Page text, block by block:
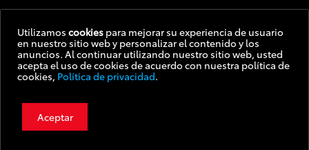
Precio final:
$ 48.215,00
PRECIO SIN IMPUESTOS NACIONALES:
Condiciones de uso
Botón de arrepentimiento
Política de privacidad
©2022 Toyota Motor Corporation. Todos los derechos reservados.
Utilizamos cookies para mejorar su experiencia de usuario
en nuestro sitio web y personalizar el contenido y los
anuncios. Al continuar utilizando nuestro sitio web, usted
acepta el uso de cookies de acuerdo con nuestra política de
cookies, Política de privacidad.
Aceptar